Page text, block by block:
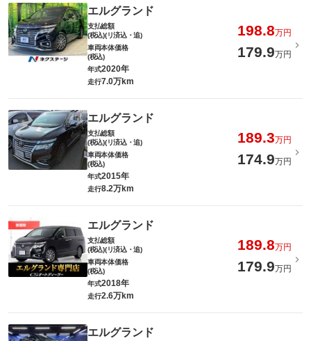
エルグランド
支払総額
(税込)(リ済込・追)
198.8万円
車両本体価格
(税込)
179.9万円
年式2020年
走行7.0万km
エルグランド
支払総額
(税込)(リ済込・追)
189.3万円
車両本体価格
(税込)
174.9万円
年式2015年
走行8.2万km
エルグランド
支払総額
(税込)(リ済込・追)
189.8万円
車両本体価格
(税込)
179.9万円
年式2018年
走行2.6万km
エルグランド